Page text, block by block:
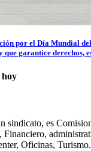
por el Día Mundial
que garantice derechos,
hoy
sindicato, es
Financiero,
Oficinas,